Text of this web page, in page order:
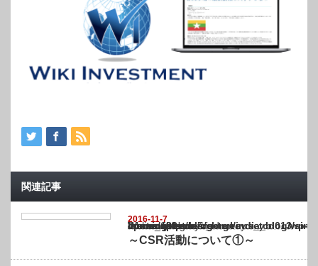
関連記事
2016-11-7
Warning
: Undefined array key "show_category" in
/home/netst/kuno-cpa.co.jp/public_html/india_blog/wp-content/themes/
on line183
～CSR活動について①～